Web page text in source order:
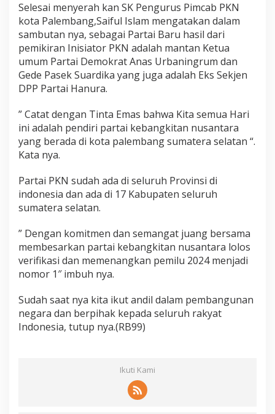
Selesai menyerah kan SK Pengurus Pimcab PKN
kota Palembang,Saiful Islam mengatakan dalam
sambutan nya, sebagai Partai Baru hasil dari
pemikiran Inisiator PKN adalah mantan Ketua
umum Partai Demokrat Anas Urbaningrum dan
Gede Pasek Suardika yang juga adalah Eks Sekjen
DPP Partai Hanura.
” Catat dengan Tinta Emas bahwa Kita semua Hari
ini adalah pendiri partai kebangkitan nusantara
yang berada di kota palembang sumatera selatan “.
Kata nya.
Partai PKN sudah ada di seluruh Provinsi di
indonesia dan ada di 17 Kabupaten seluruh
sumatera selatan.
” Dengan komitmen dan semangat juang bersama
membesarkan partai kebangkitan nusantara lolos
verifikasi dan memenangkan pemilu 2024 menjadi
nomor 1″ imbuh nya.
Sudah saat nya kita ikut andil dalam pembangunan
negara dan berpihak kepada seluruh rakyat
Indonesia, tutup nya.(RB99)
Ikuti Kami